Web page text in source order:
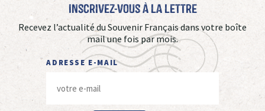
Inscrivez-vous à La Lettre
Recevez l’actualité du Souvenir Français dans votre boîte
mail une fois par mois.
ADRESSE E-MAIL